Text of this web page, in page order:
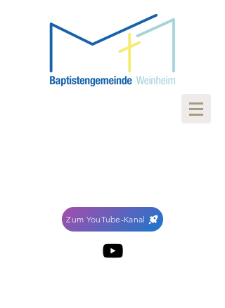
Zum YouTube-Kanal